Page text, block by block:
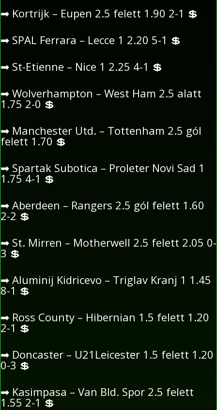
➡ Kortrijk – Eupen 2.5 felett 1.90 2-1 💲
➡ SPAL Ferrara – Lecce 1 2.20 5-1 💲
➡ St-Etienne – Nice 1 2.25 4-1 💲
➡ Wolverhampton – West Ham 2.5 alatt
1.75 2-0 💲
➡ Manchester Utd. – Tottenham 2.5 gól
felett 1.70 💲
➡ Spartak Subotica – Proleter Novi Sad 1
1.75 4-1 💲
➡ Aberdeen – Rangers 2.5 gól felett 1.60
2-2 💲
➡ St. Mirren – Motherwell 2.5 felett 2.05 0-
3 💲
➡ Aluminij Kidricevo – Triglav Kranj 1 1.45
8-1 💲
➡ Ross County – Hibernian 1.5 felett 1.20
2-1 💲
➡ Doncaster – U21Leicester 1.5 felett 1.20
0-3 💲
➡ Kasimpasa – Van Bld. Spor 2.5 felett
1.55 2-1💲